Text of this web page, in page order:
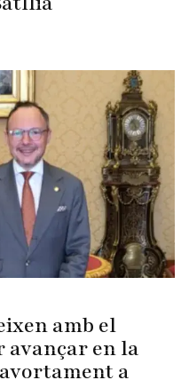
amb el
en la
a